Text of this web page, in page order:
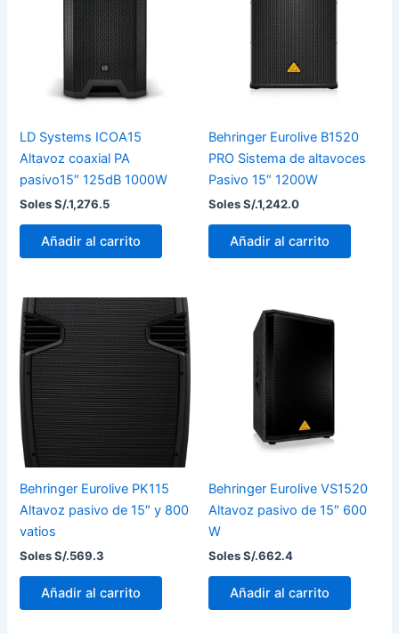
LD Systems ICOA15
Altavoz coaxial PA
pasivo15″ 125dB 1000W
Soles S/.1,276.5
Añadir al carrito
Behringer Eurolive B1520
PRO Sistema de altavoces
Pasivo 15″ 1200W
Soles S/.1,242.0
Añadir al carrito
Behringer Eurolive PK115
Altavoz pasivo de 15″ y 800
vatios
Soles S/.569.3
Añadir al carrito
Behringer Eurolive VS1520
Altavoz pasivo de 15″ 600
W
Soles S/.662.4
Añadir al carrito